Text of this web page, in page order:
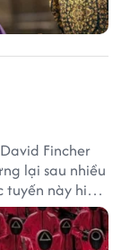
Fincher
lại sau nhiều
tuyến này hiện